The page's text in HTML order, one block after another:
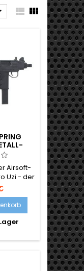
 
SMG
Airsoft-
Uzi - der
für
mit
Abzug
175